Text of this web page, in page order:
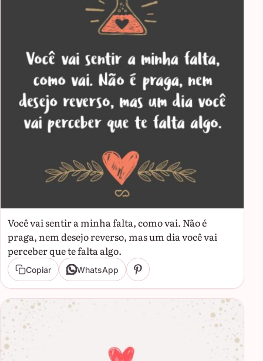
Você vai sentir a minha falta, como vai. Não é
praga, nem desejo reverso, mas um dia você vai
perceber que te falta algo.
Copiar WhatsApp